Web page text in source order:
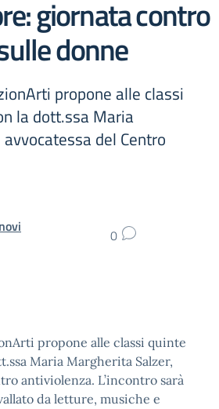
giornata contro
donne
propone alle classi
la dott.ssa Maria
del Centro
0
propone alle classi quinte
Maria Margherita Salzer,
antiviolenza. L’incontro sarà
da letture, musiche e